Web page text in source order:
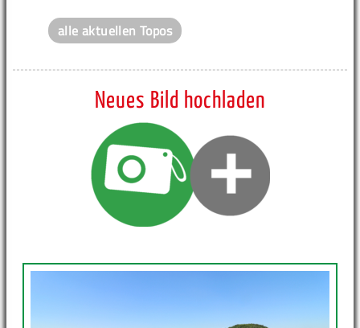
alle aktuellen Topos
Neues Bild hochladen